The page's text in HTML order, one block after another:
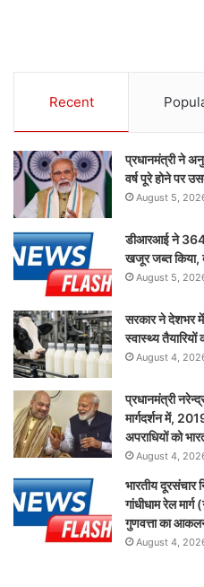
Recent
प्रधानमंत्री ने
वर्ष पूरे होने पर
August 5,
डीआरआई ने 364
खजूर जब्त किया,
August 5,
सरकार ने देशभर
स्वास्थ्य
August 4,
प्रधानमंत्री
मार्गदर्शन में,
अपराधियों को
August 4,
भारतीय दूरसंचार
गांधीधाम रेल
गुणवत्ता का
August 4,